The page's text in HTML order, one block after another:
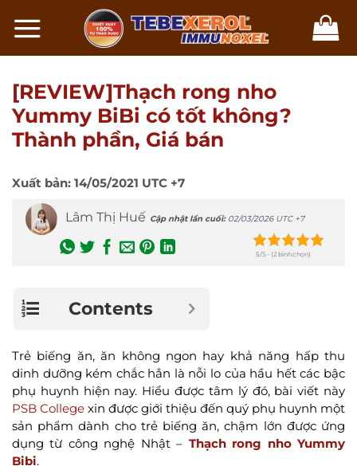
đến
[REVIEW]Thạch rong nho
Yummy BiBi có tốt không?
Thành phần, Giá bán
Xuất bản: 14/05/2021 UTC +7
Lâm Thị Huế Cập nhật lần cuối: 02/03/2026UTC +7
5/5 - (2 bình chọn)
Contents
Trẻ biếng ăn, ăn không ngon hay khả năng hấp thu
dinh dưỡng kém chắc hẳn là nỗi lo của hầu hết các bậc
phụ huynh hiện nay. Hiểu được tâm lý đó, bài viết này
PSB College xin được giới thiệu đến quý phụ huynh một
sản phẩm dành cho trẻ biếng ăn, chậm lớn được ứng
dụng từ công nghệ Nhật – Thạch rong nho Yummy
Bibi.